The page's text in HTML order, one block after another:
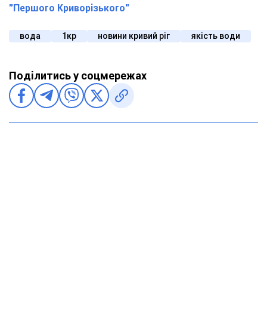
"Першого Криворізького"
вода 1кр новини кривий ріг якість води
Поділитись у соцмережах